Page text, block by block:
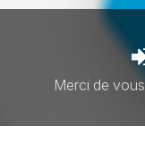
Merci de